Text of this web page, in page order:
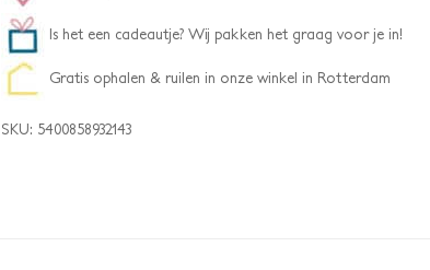
Is het een cadeautje? Wij pakken het graag voor je in!
Gratis ophalen & ruilen in onze winkel in Rotterdam
SKU: 5400858932143